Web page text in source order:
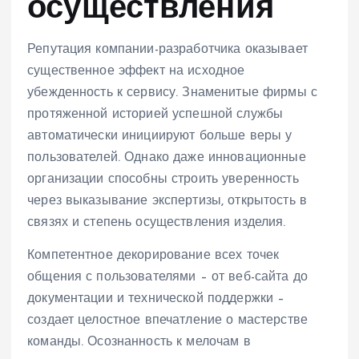
осуществления
Репутация компании-разработчика оказывает
существенное эффект на исходное
убежденность к сервису. Знаменитые фирмы с
протяженной историей успешной службы
автоматически инициируют больше веры у
пользователей. Однако даже инновационные
организации способны строить уверенность
через выказывание экспертизы, открытость в
связях и степень осуществления изделия.
Компетентное декорирование всех точек
общения с пользователями – от веб-сайта до
документации и технической поддержки –
создает целостное впечатление о мастерстве
команды. Осознанность к мелочам в